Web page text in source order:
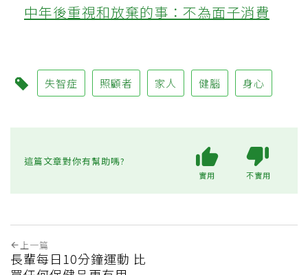
中年後重視和放棄的事：不為面子消費
失智症 照顧者 家人 健腦 身心
這篇文章對你有幫助嗎?
實用 不實用
上一篇
長輩每日10分鐘運動 比